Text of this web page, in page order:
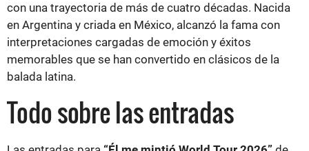
con una trayectoria de más de cuatro décadas. Nacida
en Argentina y criada en México, alcanzó la fama con
interpretaciones cargadas de emoción y éxitos
memorables que se han convertido en clásicos de la
balada latina.
Todo sobre las entradas